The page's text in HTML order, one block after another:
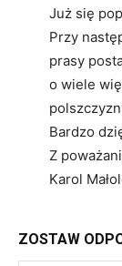
Już się
Przy
prasy
o wiele
Bardzo
Z
Karol
ZOSTAW